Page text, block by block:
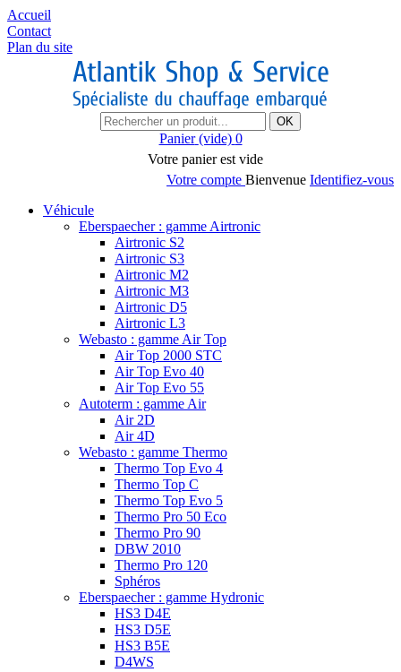
Accueil
Contact
Plan du site
OK
Panier (vide) 0
Votre panier est vide
Votre compte Bienvenue Identifiez-vous
Véhicule
Eberspaecher : gamme Airtronic
Airtronic S2
Airtronic S3
Airtronic M2
Airtronic M3
Airtronic D5
Airtronic L3
Webasto : gamme Air Top
Air Top 2000 STC
Air Top Evo 40
Air Top Evo 55
Autoterm : gamme Air
Air 2D
Air 4D
Webasto : gamme Thermo
Thermo Top Evo 4
Thermo Top C
Thermo Top Evo 5
Thermo Pro 50 Eco
Thermo Pro 90
DBW 2010
Thermo Pro 120
Sphéros
Eberspaecher : gamme Hydronic
HS3 D4E
HS3 D5E
HS3 B5E
D4WS